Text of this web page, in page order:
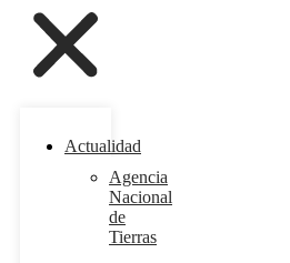
Actualidad
Agencia
Nacional
de
Tierras